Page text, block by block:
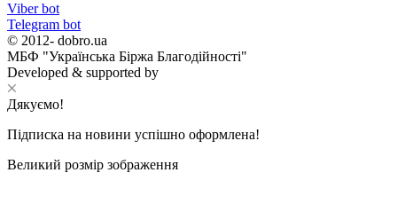
Viber bot
Telegram bot
© 2012- dobro.ua
МБФ "Українська Біржа Благодійності"
Developed & supported by
Дякуємо!
Підписка на новини успішно оформлена!
Великий розмір зображення